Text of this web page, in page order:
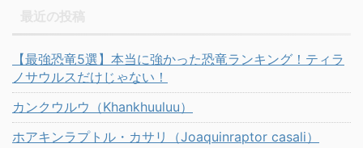
【最強恐竜5選】本当に強かった恐竜ランキング！ティラ
ノサウルスだけじゃない！
カンクウルウ（Khankhuuluu）
ホアキンラプトル・カサリ（Joaquinraptor casali）